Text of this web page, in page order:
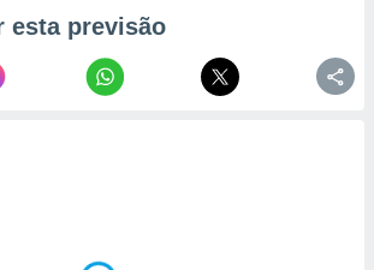
esta previsão